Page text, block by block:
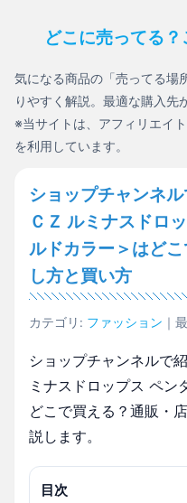
どこに売ってる？
気になる商品の「売ってる場
りやすく解説。最適な購入先
※当サイトは、アフィリエイ
を利用しています。
ショップチャンネ
ＣＺ ルミナスドロ
ルドカラー＞はど
し方と買い方
カテゴリ: ファッション ｜
ショップチャンネルで
ミナスドロップス ペン
どこで買える？通販・
説します。
目次